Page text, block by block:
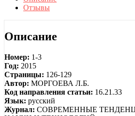
Отзывы
Описание
Номер: 1-3
Год: 2015
Страницы: 126-129
Автор: МОРГОЕВА Л.Б.
Код направления статьи: 16.21.33
Язык: русский
Журнал: СОВРЕМЕННЫЕ